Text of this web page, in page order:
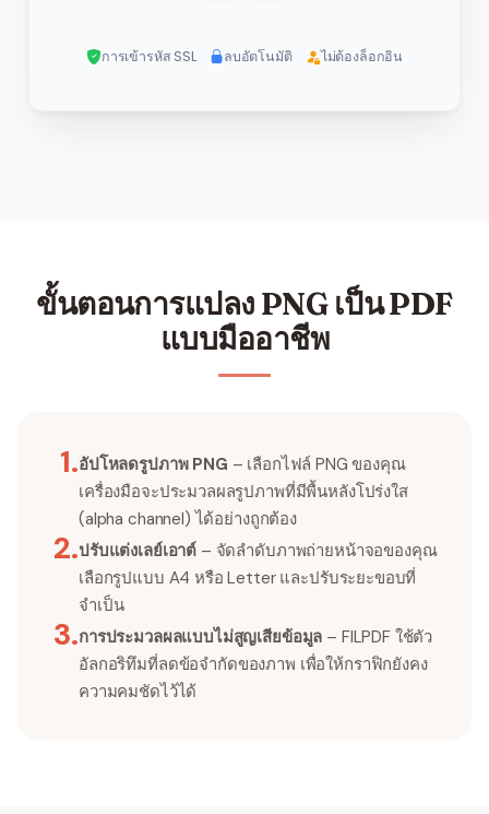
การเข้ารหัส SSL ลบอัตโนมัติ ไม่ต้องล็อกอิน
ขั้นตอนการแปลง PNG เป็น PDF
แบบมืออาชีพ
1.อัปโหลดรูปภาพ PNG – เลือกไฟล์ PNG ของคุณ
เครื่องมือจะประมวลผลรูปภาพที่มีพื้นหลังโปร่งใส
(alpha channel) ได้อย่างถูกต้อง
2.ปรับแต่งเลย์เอาต์ – จัดลำดับภาพถ่ายหน้าจอของคุณ
เลือกรูปแบบ A4 หรือ Letter และปรับระยะขอบที่
จำเป็น
3.การประมวลผลแบบไม่สูญเสียข้อมูล – FILPDF ใช้ตัว
อัลกอริทึมที่ลดข้อจำกัดของภาพ เพื่อให้กราฟิกยังคง
ความคมชัดไว้ได้